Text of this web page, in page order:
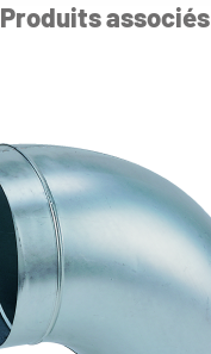
Produits associés